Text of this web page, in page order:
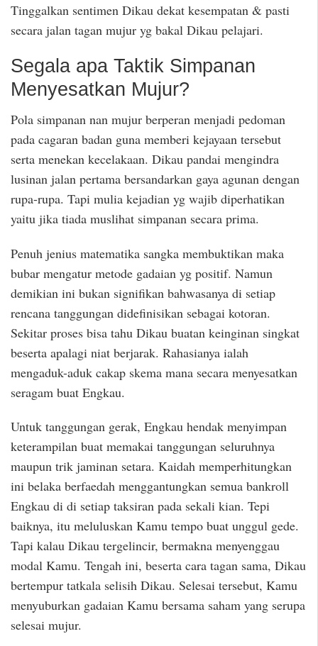
Tinggalkan sentimen Dikau dekat kesempatan & pasti
secara jalan tagan mujur yg bakal Dikau pelajari.
Segala apa Taktik Simpanan
Menyesatkan Mujur?
Pola simpanan nan mujur berperan menjadi pedoman
pada cagaran badan guna memberi kejayaan tersebut
serta menekan kecelakaan. Dikau pandai mengindra
lusinan jalan pertama bersandarkan gaya agunan dengan
rupa-rupa. Tapi mulia kejadian yg wajib diperhatikan
yaitu jika tiada muslihat simpanan secara prima.
Penuh jenius matematika sangka membuktikan maka
bubar mengatur metode gadaian yg positif. Namun
demikian ini bukan signifikan bahwasanya di setiap
rencana tanggungan didefinisikan sebagai kotoran.
Sekitar proses bisa tahu Dikau buatan keinginan singkat
beserta apalagi niat berjarak. Rahasianya ialah
mengaduk-aduk cakap skema mana secara menyesatkan
seragam buat Engkau.
Untuk tanggungan gerak, Engkau hendak menyimpan
keterampilan buat memakai tanggungan seluruhnya
maupun trik jaminan setara. Kaidah memperhitungkan
ini belaka berfaedah menggantungkan semua bankroll
Engkau di di setiap taksiran pada sekali kian. Tepi
baiknya, itu meluluskan Kamu tempo buat unggul gede.
Tapi kalau Dikau tergelincir, bermakna menyenggau
modal Kamu. Tengah ini, beserta cara tagan sama, Dikau
bertempur tatkala selisih Dikau. Selesai tersebut, Kamu
menyuburkan gadaian Kamu bersama saham yang serupa
selesai mujur.